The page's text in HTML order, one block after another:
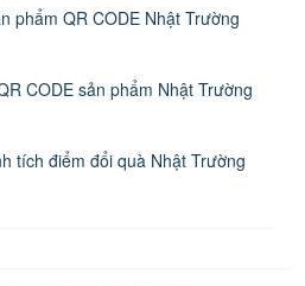
phẩm QR CODE Nhật Trường
CODE sản phẩm Nhật Trường
tích điểm đổi quà Nhật Trường